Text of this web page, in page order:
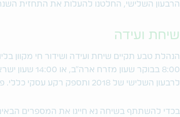
הרבעון השלישי, החלטנו להעלות את התחזית השנתית
שיחת ועידה
8:00 בבוקר
לרבעון השלישי של 2018 ותספק רקע עסקי כללי. פרק שאלות ותשובות יתקיים בתום המצגת.
בכדי להשתתף בשיחה נא חייגו את המספרים הבאים (לפחות 10 דקות לפני